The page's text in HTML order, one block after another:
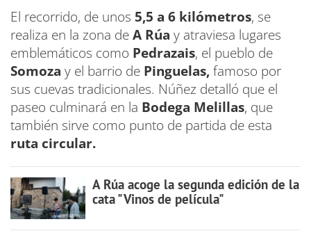
El recorrido, de unos 5,5 a 6 kilómetros, se
realiza en la zona deA Rúa y atraviesa lugares
emblemáticos como Pedrazais, el pueblo de
Somoza y el barrio de Pinguelas,famoso por
sus cuevas tradicionales. Núñez detalló que el
paseo culminará en la Bodega Melillas, que
también sirve como punto de partida de esta
ruta circular.
A Rúa acoge la segunda edición de la
cata "Vinos de película"